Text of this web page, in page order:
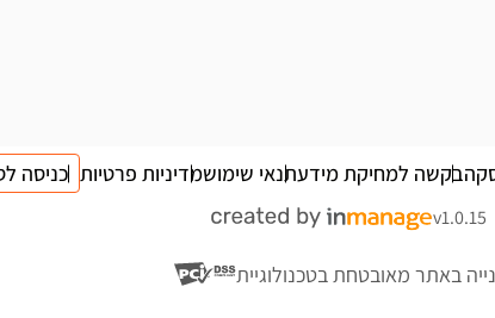
בקשה למחיקת מידעתנאי שימושמדיניות פרטיות כניסה
v1.0.15
באתר מאובטחת בטכנולוגיית